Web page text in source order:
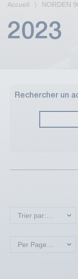
Accueil NORDEN
2023
Rechercher un